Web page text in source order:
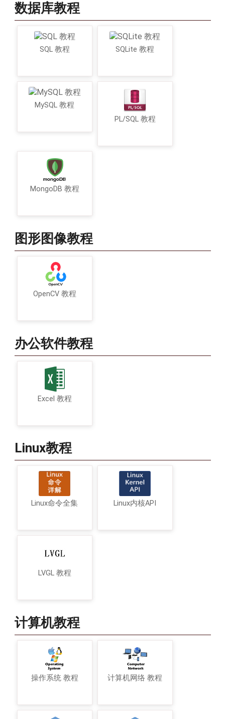
数据库教程
SQL 教程 SQLite 教程
MySQL 教程
PL/SQL 教程
MongoDB 教程
图形图像教程
OpenCV 教程
办公软件教程
Excel 教程
Linux教程
Linux命令全集 Linux内核API
LVGL 教程
计算机教程
操作系统 教程 计算机网络 教程